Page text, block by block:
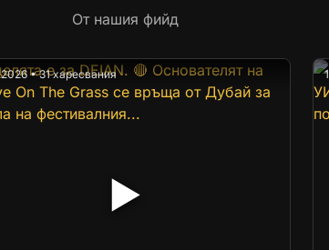
От нашия фийд
▶
• 31 харесвания